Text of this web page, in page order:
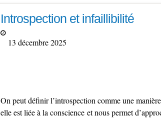
Introspection et infaillibilité
13 décembre 2025
On peut définir l’introspection comme une
elle est liée à la conscience et nous permet